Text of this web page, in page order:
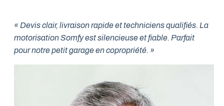
« Devis clair, livraison rapide et techniciens qualifiés. La
motorisation Somfy est silencieuse et fiable. Parfait
pour notre petit garage en copropriété. »